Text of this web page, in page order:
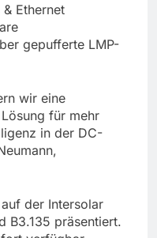
Ethernet
gepufferte LMP-
wir eine
für mehr
in der DC-
der Intersolar
B3.135 präsentiert.